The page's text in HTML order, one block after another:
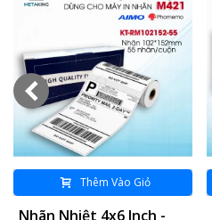
Thêm Vào Giỏ
Nhãn Nhiệt 4x6 Inch -